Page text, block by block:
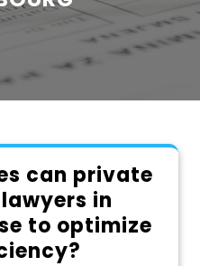
can private
in
to optimize